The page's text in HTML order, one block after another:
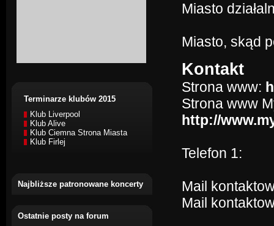
Terminarze klubów 2015
Klub Liverpool
Klub Alive
Klub Ciemna Strona Miasta
Klub Firlej
Najbliższe patronowane koncerty
Ostatnie posty na forum
Miasto
Miasto, skąd
Kontakt
Strona www:
Strona www
http://
Telefon 1:
Mail
Mail